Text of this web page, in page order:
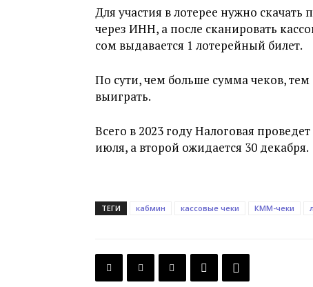
Для участия в лотерее нужно скачать
через ИНН, а после сканировать
сом выдавается 1 лотерейный билет.
По сути, чем больше сумма чеков,
выиграть.
Всего в 2023 году Налоговая
июля, а второй ожидается 30 декабря.
ТЕГИ кабмин кассовые чеки КММ-чеки